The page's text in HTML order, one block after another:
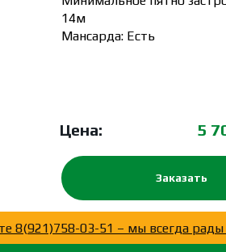
5
Цена:
14м
Мансарда: Есть
Заказать
Звоните 8(921)758-03-51 – мы